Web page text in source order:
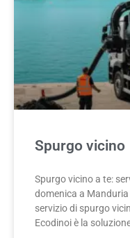
Spurgo vicino
Spurgo vicino a te:
domenica a
servizio di spurgo
Ecodinoi è la